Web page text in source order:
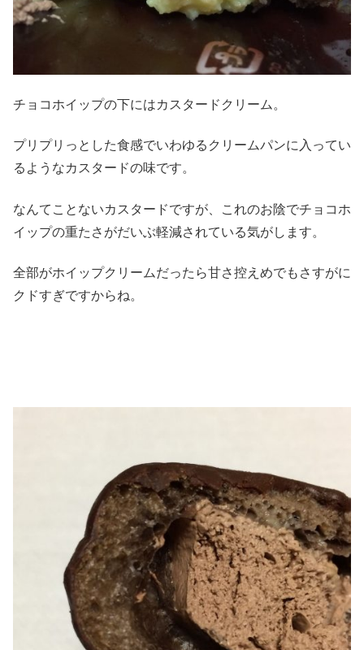
チョコホイップの下にはカスタードクリーム。
プリプリっとした食感でいわゆるクリームパンに入ってい
るようなカスタードの味です。
なんてことないカスタードですが、これのお陰でチョコホ
イップの重たさがだいぶ軽減されている気がします。
全部がホイップクリームだったら甘さ控えめでもさすがに
クドすぎですからね。